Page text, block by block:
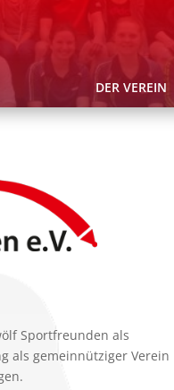
DER VEREIN
Sportfreunden als
als gemeinnütziger Verein